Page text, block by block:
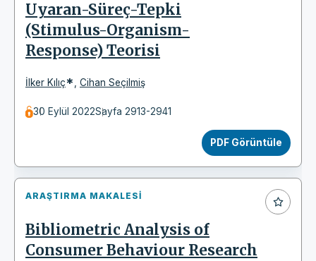
Uyaran-Süreç-Tepki
(Stimulus-Organism-
Response) Teorisi
İlker Kılıç* Cihan Seçilmiş
30 Eylül 2022Sayfa 2913-2941
PDF Görüntüle
ARAŞTIRMA MAKALESI
Bibliometric Analysis of
Consumer Behaviour Research